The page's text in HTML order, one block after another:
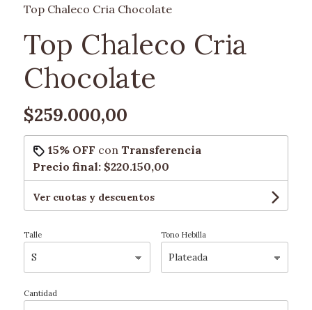
Top Chaleco Cria Chocolate
Top Chaleco Cria
Chocolate
$259.000,00
15% OFF con Transferencia
Precio final: $220.150,00
Ver cuotas y descuentos
Talle Tono Hebilla
Cantidad